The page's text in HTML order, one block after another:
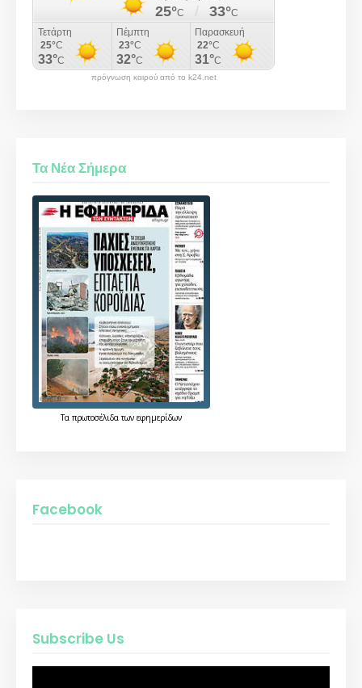
πρόγνωση καιρού από το k24.net
Τα Νέα Σήμερα
Τα πρωτοσέλιδατων εφημερίδων
Facebook
Subscribe Us